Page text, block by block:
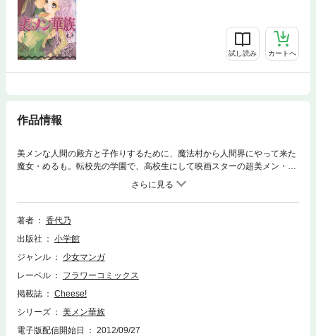
試し読み カートへ
作品情報
美メンな人間の殿方と子作りするために、魔法村から人間界にやって来た
魔女・めるも。転校先の学園で、高校生にして映画スターの超美メン・星
（キラリ）と恋に落ち、子作りの約束を。ところがめるもは、誰にも言え
ない秘密を抱えていて…？胸キュンHな香代乃ワールドの決定版、ついに
うるるんの完結。●収録作品／美メン華族／めるもタンまかり通る！
著者
香代乃
出版社
小学館
ジャンル
少女マンガ
レーベル
フラワーコミックス
掲載誌
Cheese!
シリーズ
美メン華族
電子版配信開始日
2012/09/27